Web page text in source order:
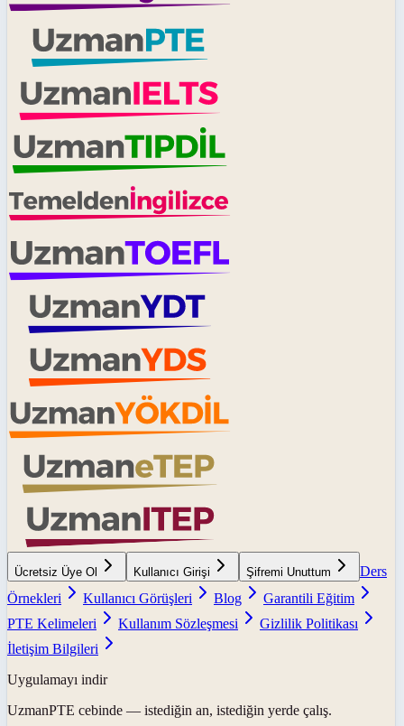
Ücretsiz Üye Ol Kullanıcı Girişi Şifremi Unuttum
Ders
Örnekleri
Kullanıcı Görüşleri Blog
Garantili Eğitim
PTE Kelimeleri
Kullanım Sözleşmesi
Gizlilik Politikası
İletişim Bilgileri
Uygulamayı indir
UzmanPTE cebinde — istediğin an, istediğin yerde çalış.